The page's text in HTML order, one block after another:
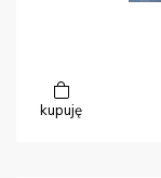
kupuję